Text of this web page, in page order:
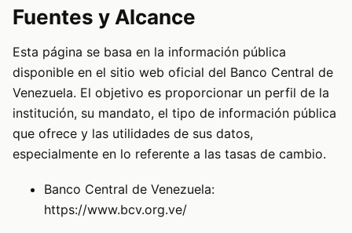
Fuentes y Alcance
Esta página se basa en la información pública
disponible en el sitio web oficial del Banco Central de
Venezuela. El objetivo es proporcionar un perfil de la
institución, su mandato, el tipo de información pública
que ofrece y las utilidades de sus datos,
especialmente en lo referente a las tasas de cambio.
Banco Central de Venezuela:
https://www.bcv.org.ve/